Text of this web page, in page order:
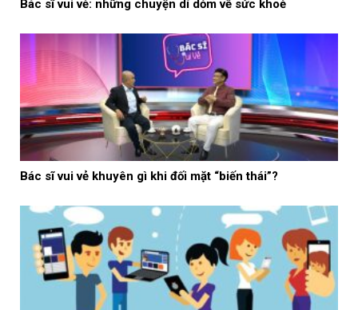
Bác sĩ vui vẻ: những chuyện dí dỏm về sức khoẻ
Bác sĩ vui vẻ khuyên gì khi đối mặt “biến thái”?